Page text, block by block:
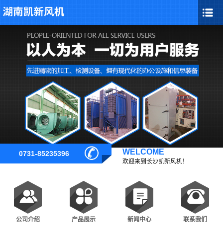
WELCOME
欢迎来到长沙凯新风机！
公司介绍 产品展示 新闻中心 联系我们